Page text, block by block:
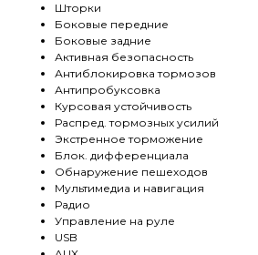
Шторки
Боковые передние
Боковые задние
Активная безопасность
Антиблокировка тормозов
Антипробуксовка
Курсовая устойчивость
Распред. тормозных усилий
Экстренное торможение
Блок. дифференциала
Обнаружение пешеходов
Мультимедиа и навигация
Радио
Управление на руле
USB